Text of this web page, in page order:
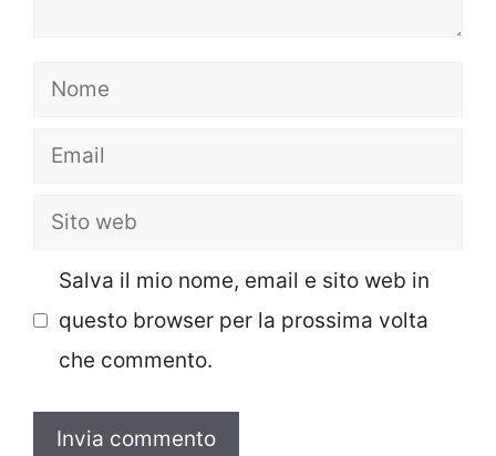
Nome
Email
Sito
Salva il mio nome, email e sito web in
questo browser per la prossima volta
che commento.